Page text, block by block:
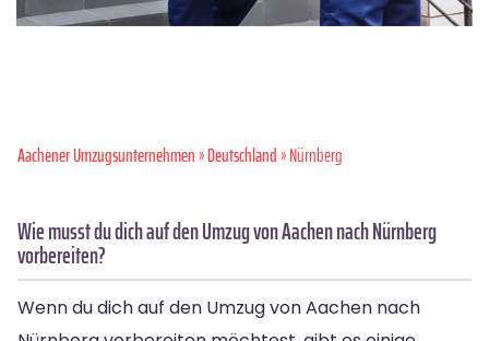
Aachener Umzugsunternehmen»Deutschland» Nürnberg
Wie musst du dich auf den Umzug von Aachen nach Nürnberg
vorbereiten?
Wenn du dich auf den Umzug von Aachen nach